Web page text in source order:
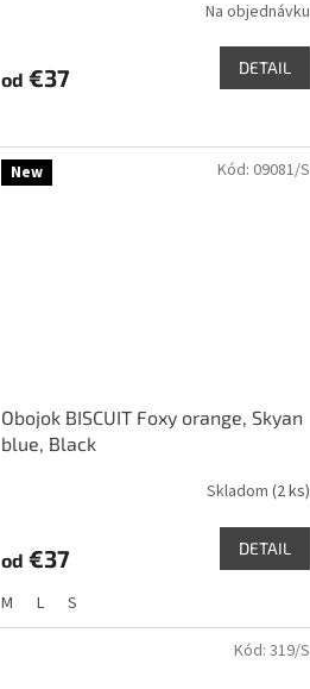
Na objednávku
od €37 DETAIL
New
Obojok BISCUIT Foxy orange, Skyan
blue, Black
Skladom (2 ks)
od €37 DETAIL
M L S
Kód: 09081/S
Kód: 319/S